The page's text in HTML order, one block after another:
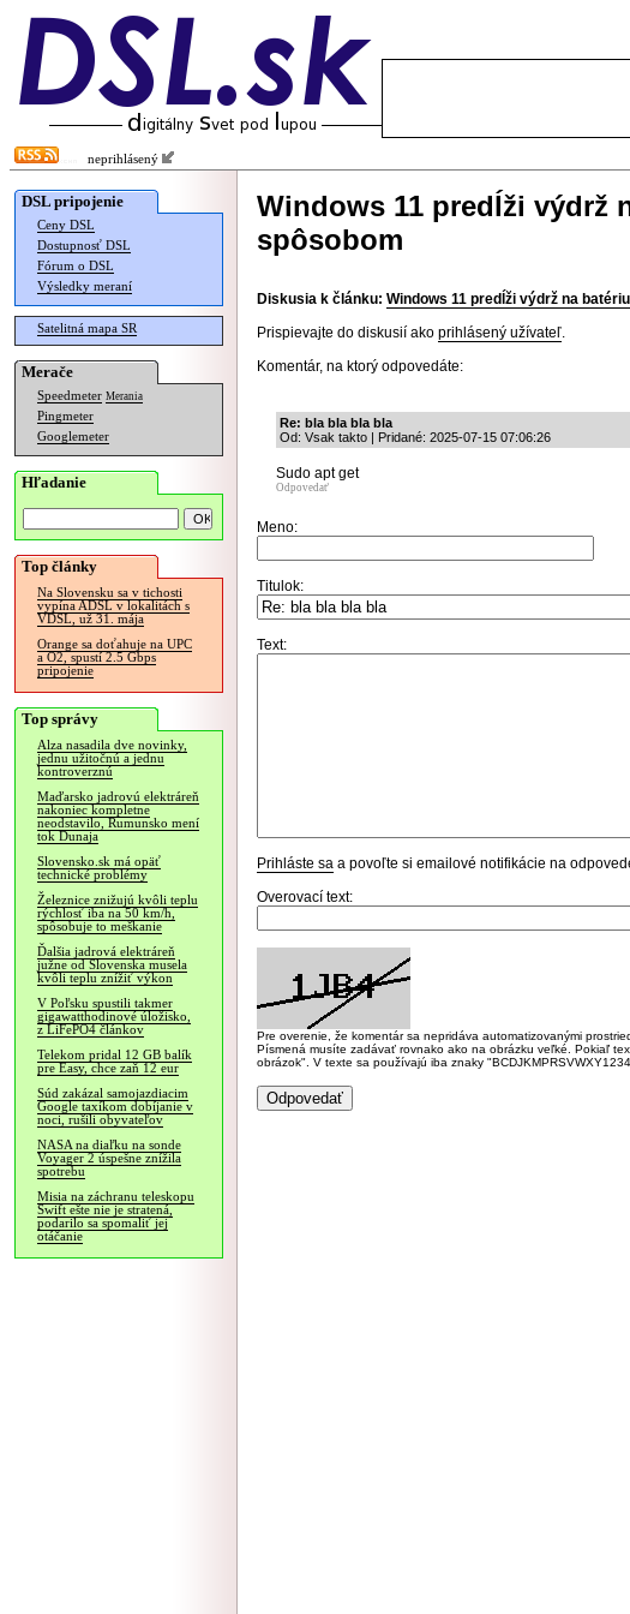
neprihlásený
DSL pripojenie
Ceny DSL
Dostupnosť DSL
Fórum o DSL
Výsledky meraní
Satelitná mapa SR
Merače
Speedmeter Merania
Pingmeter
Googlemeter
Hľadanie
Top články
Na Slovensku sa v tichosti
vypína ADSL v lokalitách s
VDSL, už 31. mája
Orange sa doťahuje na UPC
a O2, spustí 2.5 Gbps
pripojenie
Top správy
Alza nasadila dve novinky,
jednu užitočnú a jednu
kontroverznú
Maďarsko jadrovú elektráreň
nakoniec kompletne
neodstavilo, Rumunsko mení
tok Dunaja
Slovensko.sk má opäť
technické problémy
Železnice znižujú kvôli teplu
rýchlosť iba na 50 km/h,
spôsobuje to meškanie
Ďalšia jadrová elektráreň
južne od Slovenska musela
kvôli teplu znížiť výkon
V Poľsku spustili takmer
gigawatthodinové úložisko,
z LiFePO4 článkov
Telekom pridal 12 GB balík
pre Easy, chce zaň 12 eur
Súd zakázal samojazdiacim
Google taxíkom dobíjanie v
noci, rušili obyvateľov
NASA na diaľku na sonde
Voyager 2 úspešne znížila
spotrebu
Misia na záchranu teleskopu
Swift ešte nie je stratená,
podarilo sa spomaliť jej
otáčanie
Windows 11 predĺži výdrž
spôsobom
Diskusia k článku: Windows 11 predĺži výdrž na
Prispievajte do diskusií ako prihlásený užívateľ.
Komentár, na ktorý odpovedáte:
Re: bla bla bla bla
Od: Vsak takto | Pridané: 2025-07-15 07:06:26
Sudo apt get
Odpovedať
Meno:
Titulok:
Text:
Prihláste sa a povoľte si emailové notifikácie na
Overovací text:
Pre overenie, že komentár sa nepridáva automatizovanými
Písmená musíte zadávať rovnako ako na obrázku veľké. Pokiaľ
obrázok". V texte sa používajú iba znaky